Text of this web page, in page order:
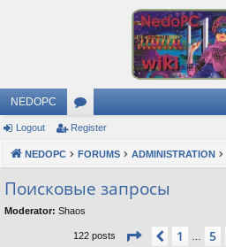
NEDOPC
or
u
s
Logout Register
NEDOPC FORUMS ADMINISTRATION
Поисковые запросы
Moderator: Shaos
122 posts Page 8 of
Previous
1 5